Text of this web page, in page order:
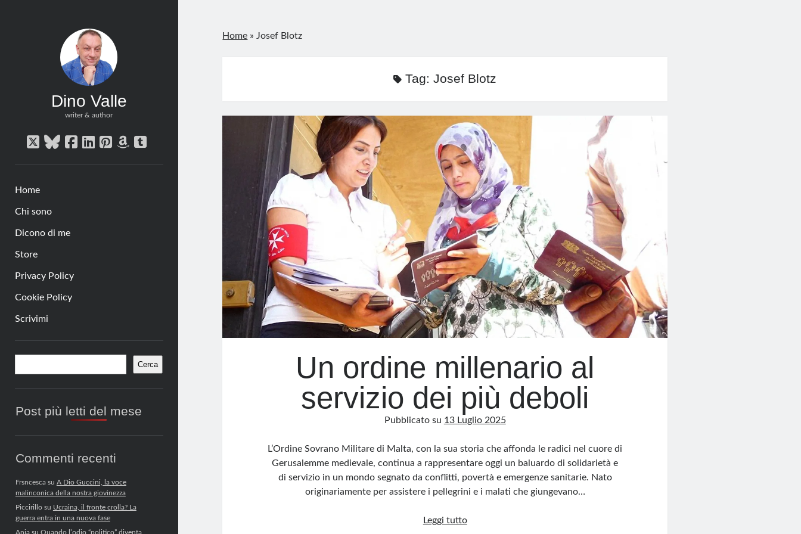
Dino Valle
writer & author
twitterbluesky
facebook
linkedin
pinterest
amazon
tumblr
Home
Chi sono
Dicono di me
Store
Privacy Policy
Cookie Policy
Scrivimi
Barra
laterale
Cerca
Post più letti del mese
Commenti recenti
Frsncescasu A Dio Guccini, la voce
malinconica della nostra giovinezza
Piccirillosu Ucraina, il fronte crolla? La
guerra entra in una nuova fase
Anjasu Quando l’odio “politico” diventa
Home » Josef Blotz
Tag:Josef Blotz
Un ordine millenario al
servizio dei più deboli
Pubblicato su 13 Luglio 2025
L’Ordine Sovrano Militare di Malta, con la sua storia che affonda le radici nel cuore di
Gerusalemme medievale, continua a rappresentare oggi un baluardo di solidarietà e
di servizio in un mondo segnato da conflitti, povertà e emergenze sanitarie. Nato
originariamente per assistere i pellegrini e i malati che giungevano…
Leggi tuttoUn